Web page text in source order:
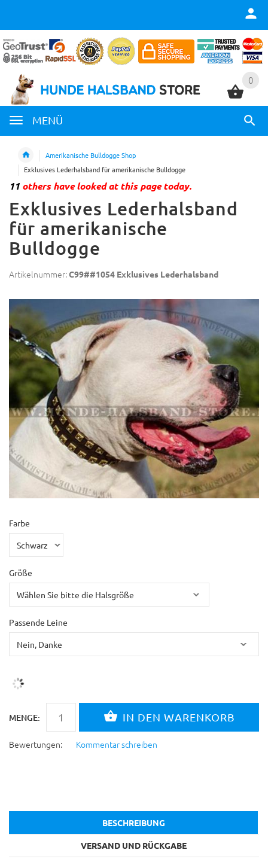
0
MENÜ
0
Amerikanische Bulldogge Shop
Exklusives Lederhalsband für amerikanische Bulldogge
11 others have looked at this page today.
Exklusives Lederhalsband
für amerikanische
Bulldogge
Artikelnummer:C99##1054 Exklusives Lederhalsband
Farbe
Größe
Passende Leine
MENGE:
Bewertungen: Kommentar schreiben
BESCHREIBUNG
VERSAND UND RÜCKGABE